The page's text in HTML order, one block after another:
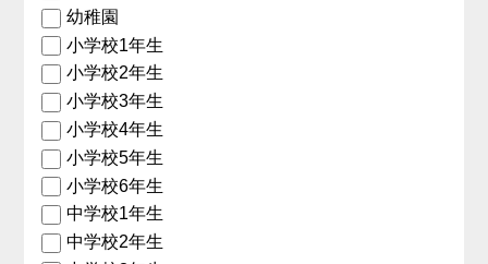
幼稚園
小学校1年生
小学校2年生
小学校3年生
小学校4年生
小学校5年生
小学校6年生
中学校1年生
中学校2年生